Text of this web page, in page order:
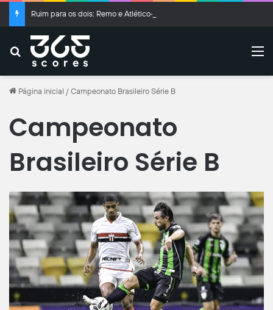
Buscar
Página inicial / Campeonato Brasileiro Série B
Campeonato
Brasileiro Série B